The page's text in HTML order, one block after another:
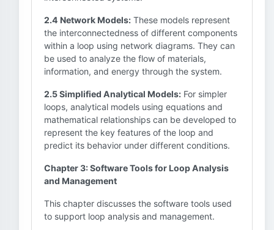
2.4 Network Models: These models represent
the interconnectedness of different components
within a loop using network diagrams. They can
be used to analyze the flow of materials,
information, and energy through the system.
2.5 Simplified Analytical Models: For simpler
loops, analytical models using equations and
mathematical relationships can be developed to
represent the key features of the loop and
predict its behavior under different conditions.
Chapter 3: Software Tools for Loop Analysis
and Management
This chapter discusses the software tools used
to support loop analysis and management.